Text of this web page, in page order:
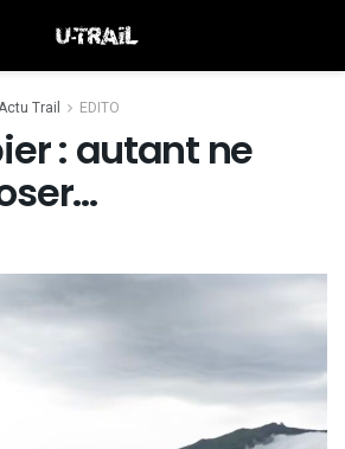
Trail EDITO
: autant ne